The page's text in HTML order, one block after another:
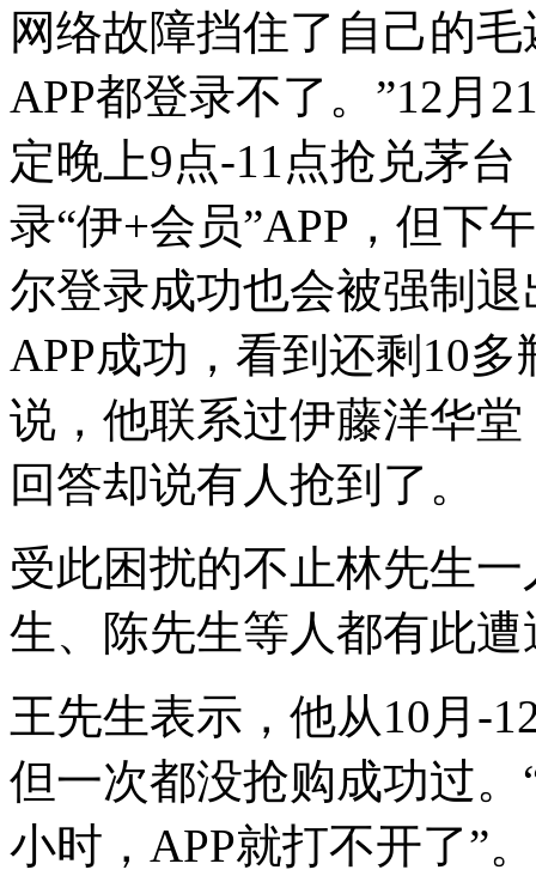
网络故障挡住了自己的
APP都登录不了。”12月
定晚上9点-11点抢兑茅
录“伊+会员”APP，但下
尔登录成功也会被强制
APP成功，看到还剩10
说，他联系过伊藤洋华
回答却说有人抢到了。
受此困扰的不止林先生
生、陈先生等人都有此遭
王先生表示，他从10月-
但一次都没抢购成功过
小时，APP就打不开了”。